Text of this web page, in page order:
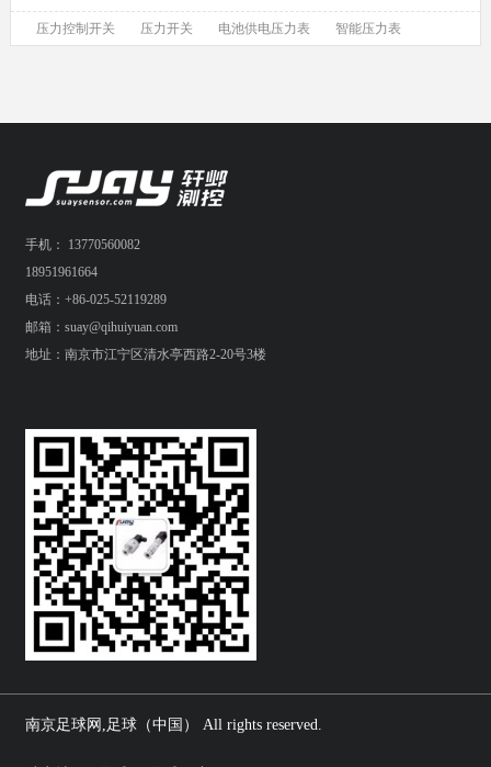
压力控制开关 压力开关 电池供电压力表 智能压力表
手机： 13770560082
18951961664
电话：+86-025-52119289
邮箱：suay@qihuiyuan.com
地址：南京市江宁区清水亭西路2-20号3楼
南京足球网,足球（中国） All rights reserved.